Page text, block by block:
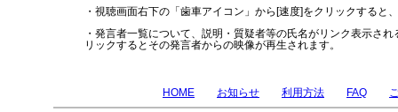
・視聴画面右下の「歯車アイコン」から[速度]をクリックすると
・発言者一覧について、説明・質疑者等の氏名がリンク表示さ
リックするとその発言者からの映像が再生されます。
HOME お知らせ 利用方法 FAQ